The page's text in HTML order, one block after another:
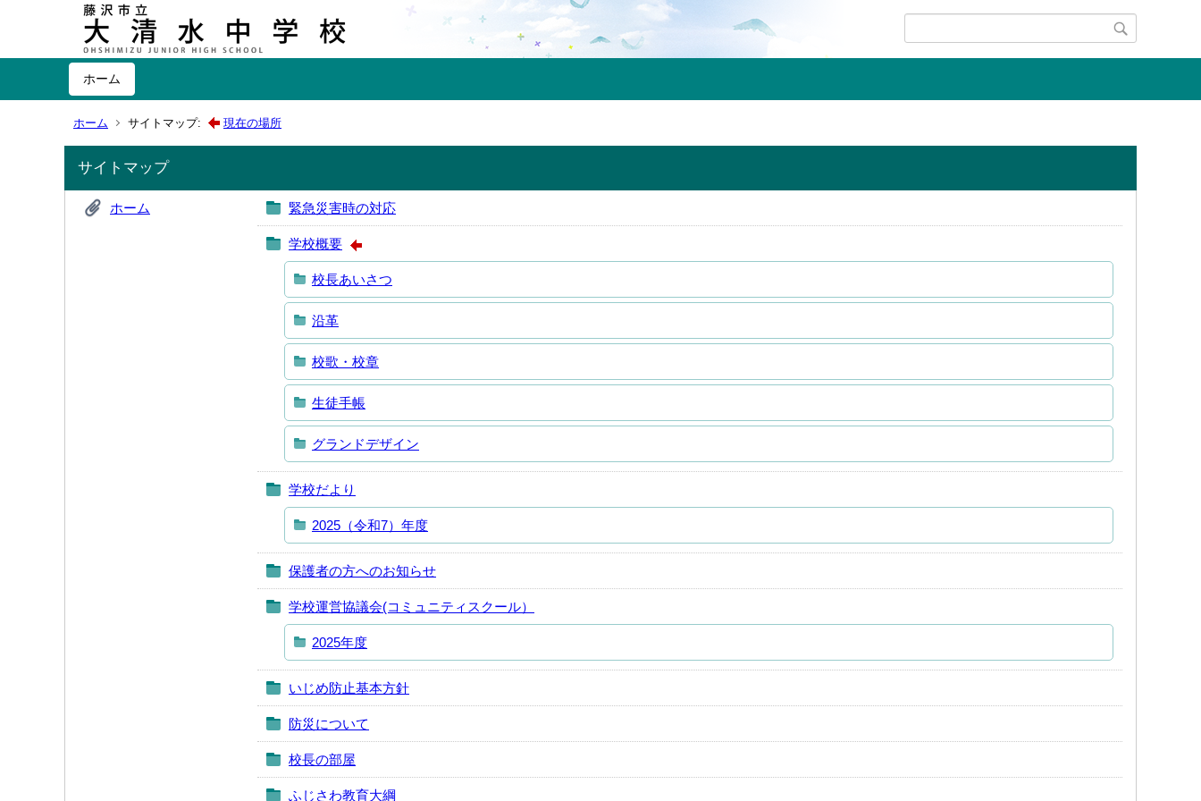
ホーム
ホーム サイトマップ: 現在の場所
サイトマップ
ホーム 緊急災害時の対応
学校概要
校長あいさつ
沿革
校歌・校章
生徒手帳
グランドデザイン
学校だより
2025（令和7）年度
保護者の方へのお知らせ
学校運営協議会(コミュニティスクール）
2025年度
いじめ防止基本方針
防災について
校長の部屋
ふじさわ教育大綱